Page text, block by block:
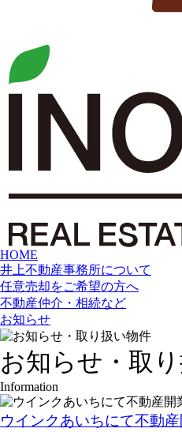
HOME
井上不動産事務所について
任意売却をご希望の方へ
不動産仲介・相続など
お知らせ
お知らせ・取
Information
ウインクあいちにて不動